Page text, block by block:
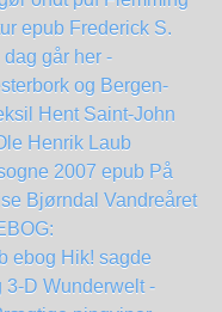
epub Frederick S.
går her -
og Bergen-
Hent Saint-John
Henrik Laub
2007 epub På
Bjørndal Vandreåret
ebog Hik! sagde
3-D Wunderwelt -